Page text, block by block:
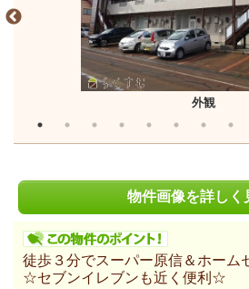
外観
物件画像を詳しく
徒歩３分でスーパー原信＆ホーム
☆セブンイレブンも近く便利☆